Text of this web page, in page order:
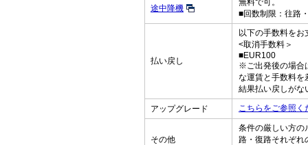
途中降機
無料で可。
■回数制限：往路
払い戻し
以下の手数料を
<取消手数料＞
■EUR100
※ご出発後の場合
な運賃と手数料を
結果払い戻しがな
アップグレード こちらをご参照く
その他
条件の厳しい方の
路・復路それぞれ